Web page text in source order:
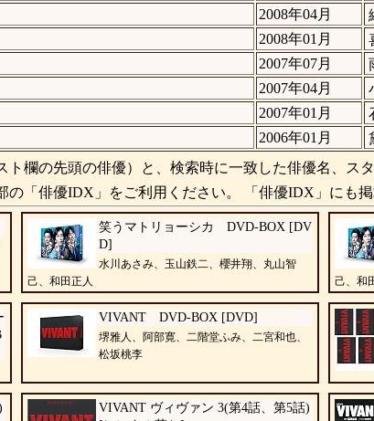
2008年04月
2008年01月
2007年07月
2007年04月
2007年01月
2006年01月
欄の先頭の俳優）と、検索時に一致した俳優名、スタ
「俳優IDX」をご利用ください。 「俳優IDX」にも
笑うマトリョーシカ DVD-BOX [DV
D]
水川あさみ、玉山鉄二、櫻井翔、丸山智
己、和田正人
己、和
VIVANT DVD-BOX [DVD]
堺雅人、阿部寛、二階堂ふみ、二宮和也、
松坂桃李
VIVANT ヴィヴァン 3(第4話、第5話)